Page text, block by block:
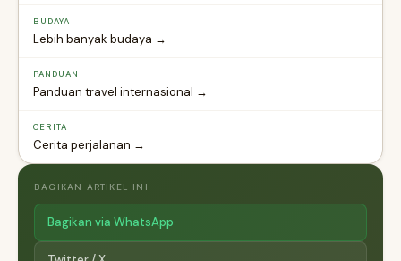
BUDAYA
Lebih banyak budaya →
PANDUAN
Panduan travel internasional →
CERITA
Cerita perjalanan →
BAGIKAN ARTIKEL INI
Bagikan via WhatsApp